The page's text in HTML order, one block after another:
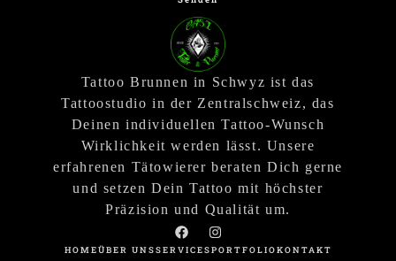
Tattoo Brunnen in Schwyz ist das
Tattoostudio in der Zentralschweiz, das
Deinen individuellen Tattoo-Wunsch
Wirklichkeit werden lässt. Unsere
erfahrenen Tätowierer beraten Dich gerne
und setzen Dein Tattoo mit höchster
Präzision und Qualität um.
HOMEÜBER UNSSERVICESPORTFOLIOKONTAKT